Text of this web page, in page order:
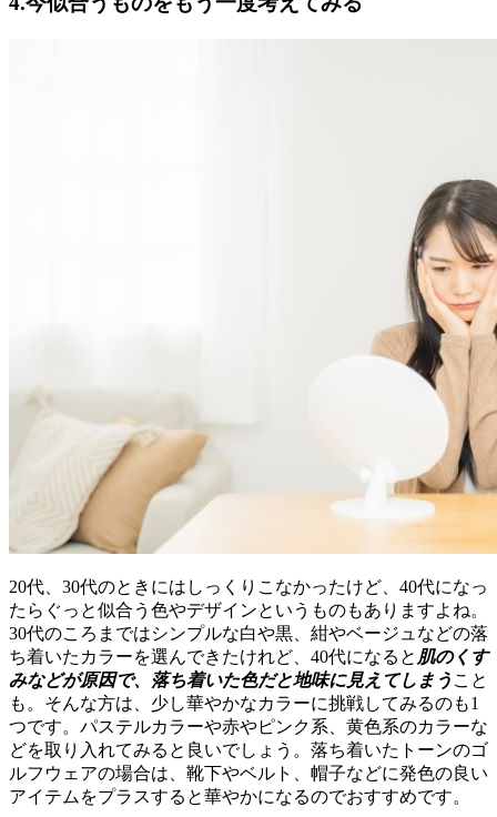
20代、30代のときにはしっくりこなかったけど、40代になっ
たらぐっと似合う色やデザインというものもありますよね。
30代のころまではシンプルな白や黒、紺やベージュなどの落
ち着いたカラーを選んできたけれど、40代になると 肌のくす
みなどが原因で、落ち着いた色だと地味に見えてしまう こと
も。そんな方は、少し華やかなカラーに挑戦してみるのも1
つです。パステルカラーや赤やピンク系、黄色系のカラーな
どを取り入れてみると良いでしょう。落ち着いたトーンのゴ
ルフウェアの場合は、靴下やベルト、帽子などに発色の良い
アイテムをプラスすると華やかになるのでおすすめです。